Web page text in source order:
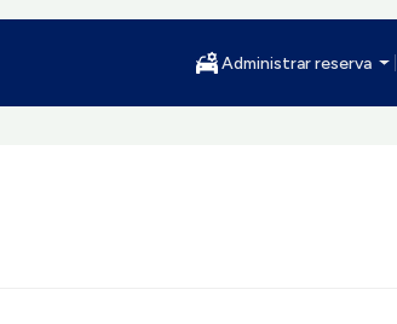
Administrar reserva